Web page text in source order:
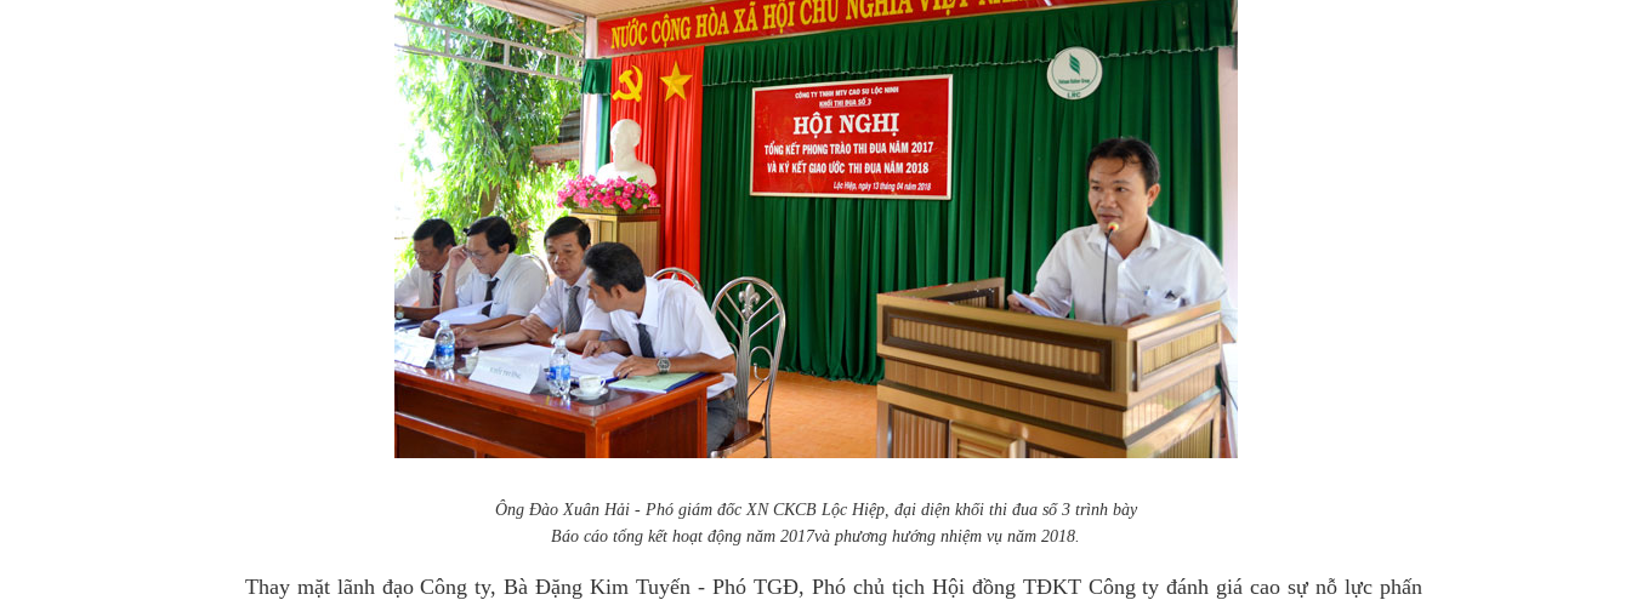
Ông Đào Xuân Hải - Phó giám đốc XN CKCB Lộc Hiệp, đại diện khối thi đua số 3 trình bày
Báo cáo tổng kết hoạt động năm 2017và phương hướng nhiệm vụ năm 2018.
Thay mặt lãnh đạo Công ty, Bà Đặng Kim Tuyến - Phó TGĐ, Phó chủ tịch Hội đồng TĐKT Công ty đánh giá cao sự nỗ lực phấn